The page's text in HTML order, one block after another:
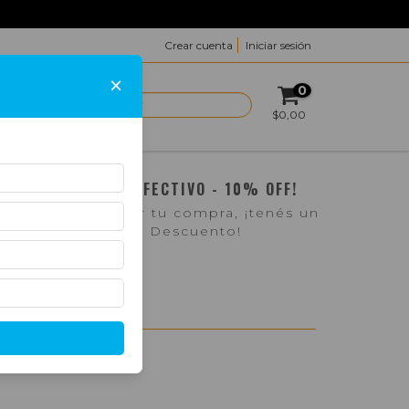
Crear cuenta Iniciar sesión
0
$0,00
¡PAGO EN EFECTIVO - 10% OFF!
Si pasás a retirar tu compra, ¡tenés un
10% de Descuento!
×